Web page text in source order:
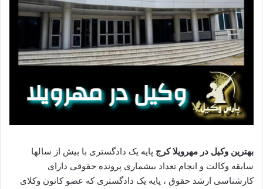
بهترین وکیل در مهرویلا کرج پایه یک دادگستری با بیش از سالها
سابقه وکالت و انجام تعداد بیشماری پرونده حقوقی دارای
کارشناسی ارشد حقوق ، پایه یک دادگستری که عضو کانون وکلای